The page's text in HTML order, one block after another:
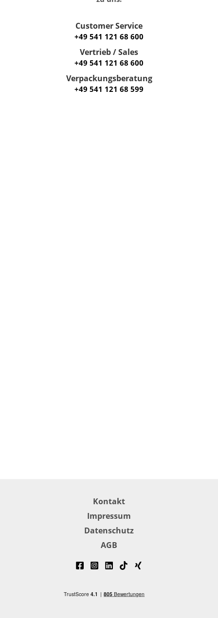
Customer Service
+49 541 121 68 600
Vertrieb / Sales
+49 541 121 68 600
Verpackungsberatung
+49 541 121 68 599
Kontakt
Impressum
Datenschutz
AGB